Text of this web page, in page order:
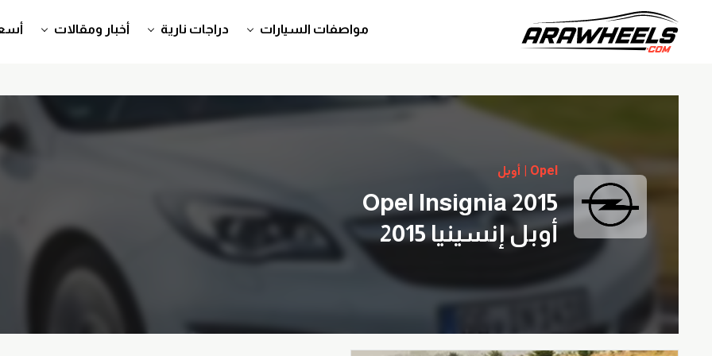
مواصفات السيارات دراجات نارية أخبار ومقالات
Opel | أوبل
Opel Insignia 2015
أوبل إنسينيا 2015